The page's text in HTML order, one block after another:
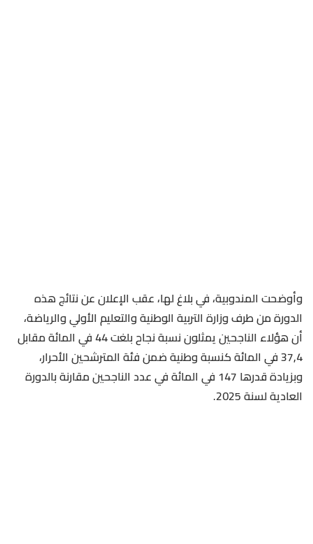
وأوضحت المندوبية، في بلاغ لها، عقب الإعلان عن نتائج هذه
الدورة من طرف وزارة التربية الوطنية والتعليم الأولي والرياضة،
أن هؤلاء الناجحين يمثلون نسبة نجاح بلغت 44 في المائة مقابل
37,4 في المائة كنسبة وطنية ضمن فئة المترشحين الأحرار،
وبزيادة قدرها 147 في المائة في عدد الناجحين مقارنة بالدورة
العادية لسنة 2025.